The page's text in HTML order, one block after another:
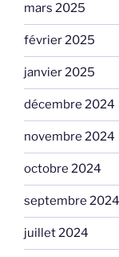
mars 2025
février 2025
janvier 2025
décembre 2024
novembre 2024
octobre 2024
septembre 2024
juillet 2024